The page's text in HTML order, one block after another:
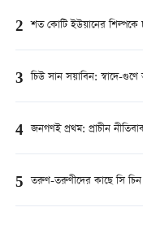
2 শত কোটি ইউয়ানের
3 চিউ সান সয়াবিন: স্বাদে-
4 জনগণই প্রথম: প্রাচীন
5 তরুণ-তরুণীদের কাছে সি চিন